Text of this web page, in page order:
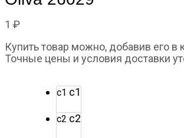
1 ₽
Купить товар можно, добавив его в
Точные цены и условия доставки
с1 с1
с2 с2